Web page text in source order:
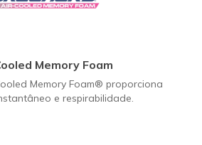
Memory Foam
Memory Foam® proporciona
e respirabilidade.